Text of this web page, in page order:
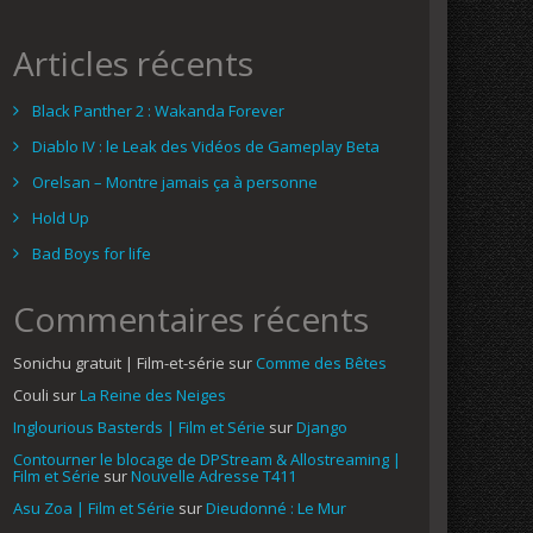
Articles récents
Black Panther 2 : Wakanda Forever
Diablo IV : le Leak des Vidéos de Gameplay Beta
Orelsan – Montre jamais ça à personne
Hold Up
Bad Boys for life
Commentaires récents
Sonichu gratuit | Film-et-série sur Comme des Bêtes
Couli surLa Reine des Neiges
Inglourious Basterds | Film et Série surDjango
Contourner le blocage de DPStream & Allostreaming |
Film et Série surNouvelle Adresse T411
Asu Zoa | Film et Série surDieudonné : Le Mur